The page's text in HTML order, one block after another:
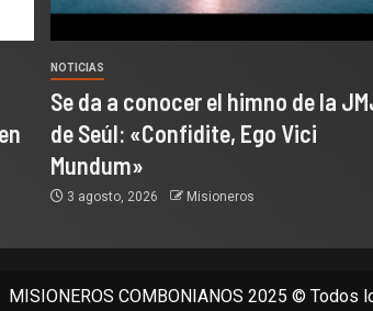
NOTICIAS
Se da a conocer el himno de la
de Seúl: «Confidite, Ego Vici
Mundum»
3 agosto, 2026 Misioneros
MISIONEROS COMBONIANOS 2025 © Todos